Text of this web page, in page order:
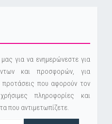
για να ενημερώνεστε για
και προσφορών, για
προτάσεις που αφορούν τον
πληροφορίες και
που αντιμετωπίζετε.